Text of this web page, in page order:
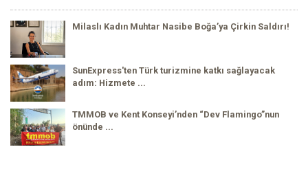
Milaslı Kadın Muhtar Nasibe Boğa’ya Çirkin Saldırı!
SunExpress'ten Türk turizmine katkı sağlayacak
adım: Hizmete ...
TMMOB ve Kent Konseyi’nden “Dev Flamingo”nun
önünde ...